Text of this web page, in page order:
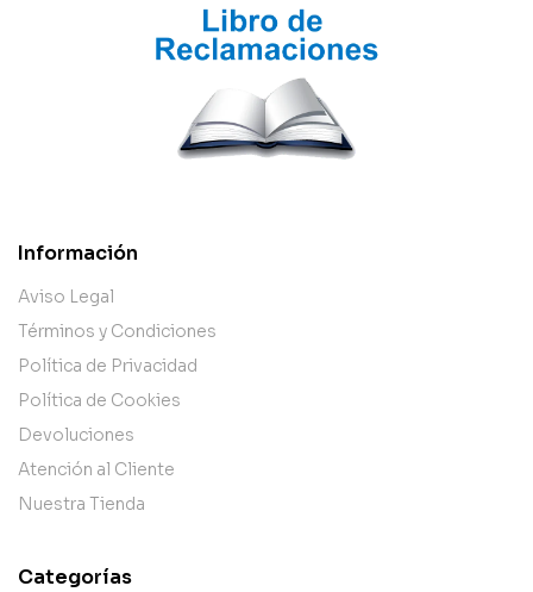
Información
Aviso Legal
Términos y Condiciones
Política de Privacidad
Política de Cookies
Devoluciones
Atención al Cliente
Nuestra Tienda
Categorías